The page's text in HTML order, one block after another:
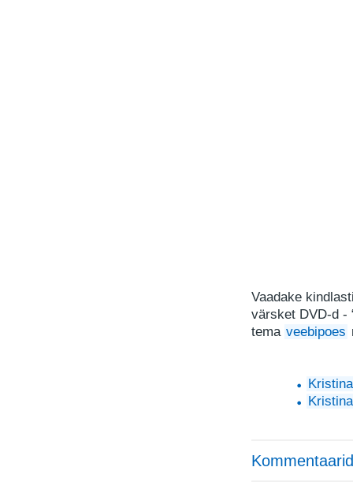
Vaadake
värsket DVD-d -
tema veebipoes